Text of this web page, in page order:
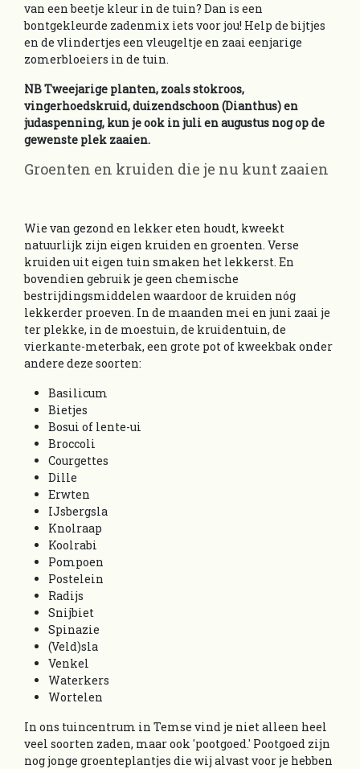
van een beetje kleur in de tuin? Dan is een
bontgekleurde zadenmix iets voor jou! Help de bijtjes
en de vlindertjes een vleugeltje en zaai eenjarige
zomerbloeiers in de tuin.
NB Tweejarige planten, zoals stokroos,
vingerhoedskruid, duizendschoon (Dianthus) en
judaspenning, kun je ook in juli en augustus nog op de
gewenste plek zaaien.
Groenten en kruiden die je nu kunt zaaien
Wie van gezond en lekker eten houdt, kweekt
natuurlijk zijn eigen kruiden en groenten. Verse
kruiden uit eigen tuin smaken het lekkerst. En
bovendien gebruik je geen chemische
bestrijdingsmiddelen waardoor de kruiden nóg
lekkerder proeven. In de maanden mei en juni zaai je
ter plekke, in de moestuin, de kruidentuin, de
vierkante-meterbak, een grote pot of kweekbak onder
andere deze soorten:
Basilicum
Bietjes
Bosui of lente-ui
Broccoli
Courgettes
Dille
Erwten
IJsbergsla
Knolraap
Koolrabi
Pompoen
Postelein
Radijs
Snijbiet
Spinazie
(Veld)sla
Venkel
Waterkers
Wortelen
In ons tuincentrum in Temse vind je niet alleen heel
veel soorten zaden, maar ook 'pootgoed.' Pootgoed zijn
nog jonge groenteplantjes die wij alvast voor je hebben